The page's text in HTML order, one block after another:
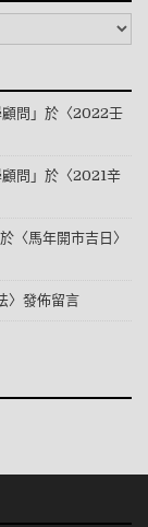
問 」於〈2022壬
問 」於〈2021辛
〈馬年開市吉日 〉
〉發佈留言